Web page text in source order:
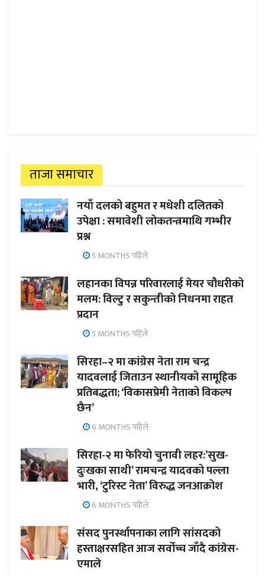
ताजा समाचार
नयाँ दलको बहुमत र मधेशी दलितको
उपेक्षा : समावेशी लोकतन्त्रमाथि गम्भीर
प्रश्न
5 MONTHS पहिले
लहानका विपन्न परिवारलाई मेयर चौधरीको
मलम: विल्टु र सकुन्तीको निधनमा राहत
प्रदान
5 MONTHS पहिले
सिरहा–२ मा कांग्रेस नेता राम चन्द्र
यादवलाई जिताउन स्थानीयको सामूहिक
प्रतिबद्धता; ‘विकासप्रेमी नेताको विकल्प
छैन’
6 MONTHS पहिले
सिरहा-२ मा फेरियो चुनावी लहर:’सुख-
दुःखका साथी’ रामचन्द्र यादवको पल्ला
भारी, ‘टुरिस्ट नेता’ विरुद्ध जनआक्रोश
6 MONTHS पहिले
संसद पुनर्स्थापनाका लागि सांसदको
हस्ताक्षरसहित आज सर्वोच्च जाँदै कांग्रेस-
एमाले